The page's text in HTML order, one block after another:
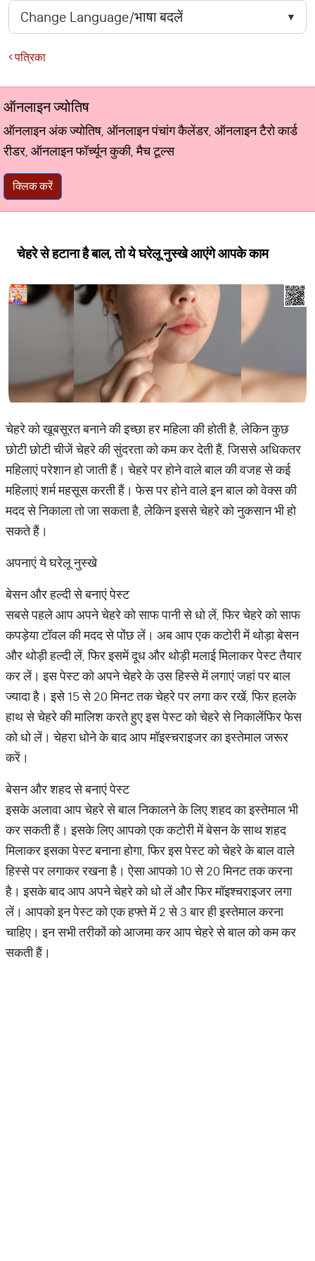
पत्रिका
ऑनलाइन ज्योतिष
ऑनलाइन अंक ज्योतिष, ऑनलाइन पंचांग कैलेंडर, ऑनलाइन टैरो कार्ड
रीडर, ऑनलाइन फॉर्च्यून कुकी, मैच टूल्स
क्लिक करें
चेहरे से हटाना है बाल, तो ये घरेलू नुस्खे आएंगे आपके काम
चेहरे को खूबसूरत बनाने की इच्छा हर महिला की होती है, लेकिन कुछ
छोटी छोटी चीजें चेहरे की सुंदरता को कम कर देती हैं, जिससे अधिकतर
महिलाएं परेशान हो जाती हैं। चेहरे पर होने वाले बाल की वजह से कई
महिलाएं शर्म महसूस करती हैं। फेस पर होने वाले इन बाल को वेक्स की
मदद से निकाला तो जा सकता है, लेकिन इससे चेहरे को नुकसान भी हो
सकते हैं।
अपनाएं ये घरेलू नुस्खे
बेसन और हल्दी से बनाएं पेस्ट
सबसे पहले आप अपने चेहरे को साफ पानी से धो लें, फिर चेहरे को साफ
कपड़ेया टॉवल की मदद से पोंछ लें। अब आप एक कटोरी में थोड़ा बेसन
और थोड़ी हल्दी लें, फिर इसमें दूध और थोड़ी मलाई मिलाकर पेस्ट तैयार
कर लें। इस पेस्ट को अपने चेहरे के उस हिस्से में लगाएं जहां पर बाल
ज्यादा है। इसे 15 से 20 मिनट तक चेहरे पर लगा कर रखें, फिर हलके
हाथ से चेहरे की मालिश करते हुए इस पेस्ट को चेहरे से निकालेंफिर फेस
को धो लें। चेहरा धोने के बाद आप मॉइस्चराइजर का इस्तेमाल जरूर
करें।
बेसन और शहद से बनाएं पेस्ट
इसके अलावा आप चेहरे से बाल निकालने के लिए शहद का इस्तेमाल भी
कर सकती हैं। इसके लिए आपको एक कटोरी में बेसन के साथ शहद
मिलाकर इसका पेस्ट बनाना होगा, फिर इस पेस्ट को चेहरे के बाल वाले
हिस्से पर लगाकर रखना है। ऐसा आपको 10 से 20 मिनट तक करना
है। इसके बाद आप अपने चेहरे को धो लें और फिर मॉइश्चराइजर लगा
लें। आपको इन पेस्ट को एक हफ्ते में 2 से 3 बार ही इस्तेमाल करना
चाहिए। इन सभी तरीकों को आजमा कर आप चेहरे से बाल को कम कर
सकती हैं।